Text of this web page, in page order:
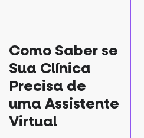
Como Saber se
Sua Clínica
Precisa de
uma Assistente
Virtual